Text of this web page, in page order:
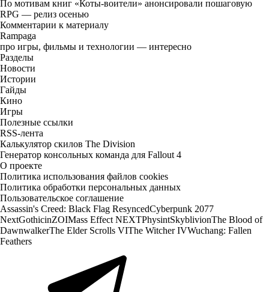
По мотивам книг «Коты-воители» анонсировали пошаговую
RPG — релиз осенью
Комментарии к материалу
Rampaga
про игры, фильмы и технологии — интересно
Разделы
Новости
Истории
Гайды
Кино
Игры
Полезные ссылки
RSS-лента
Калькулятор скилов The Division
Генератор консольных команда для Fallout 4
О проекте
Политика использования файлов cookies
Политика обработки персональных данных
Пользовательское соглашение
Assassin's Creed: Black Flag ResyncedCyberpunk 2077
NextGothicinZOIMass Effect NEXTPhysintSkyblivionThe Blood of
DawnwalkerThe Elder Scrolls VIThe Witcher IVWuchang: Fallen
Feathers